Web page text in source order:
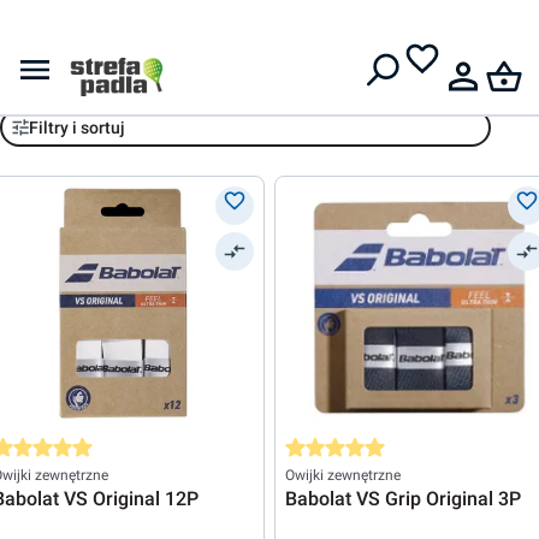
Babolat
Filtry i sortuj
ocena 5 z 5 gwiazdek
zewnętrzne
VS Original 12P
Średnia ocena 5 z 5 gwiazdek
Owijki zewnętrzne
Babolat VS Grip Original 3P